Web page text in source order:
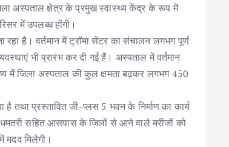
अस्पताल क्षेत्र के प्रमुख स्वास्थ्य केंद्र के रूप में
में उपलब्ध होंगी।
रहा है। वर्तमान में ट्रॉमा सेंटर का संचालन लगभग पूर्ण
भी प्रारंभ कर दी गई हैं। अस्पताल में वर्तमान
में जिला अस्पताल की कुल क्षमता बढ़कर लगभग 450
तथा प्रस्तावित जी-प्लस 5 भवन के निर्माण का कार्य
धमतरी सहित आसपास के जिलों से आने वाले मरीजों को
मदद मिलेगी।